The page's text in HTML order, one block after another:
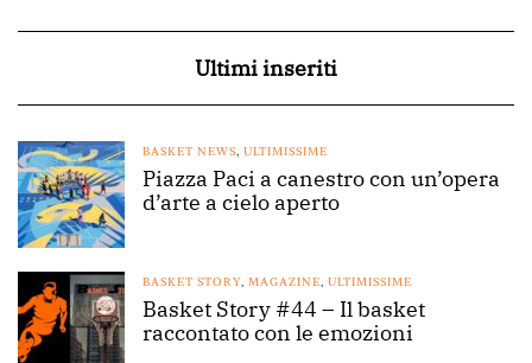
Ultimi inseriti
BASKET NEWS, ULTIMISSIME
Piazza Paci a canestro con un’opera
d’arte a cielo aperto
BASKET STORY, MAGAZINE, ULTIMISSIME
Basket Story #44 – Il basket
raccontato con le emozioni